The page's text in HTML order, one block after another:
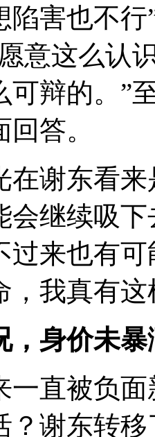
陷害也不
意这么认
可辩的。”
答。
在谢东看
会继续吸
过来也有
，我真有这
，身价未暴
一直被负
？谢东转